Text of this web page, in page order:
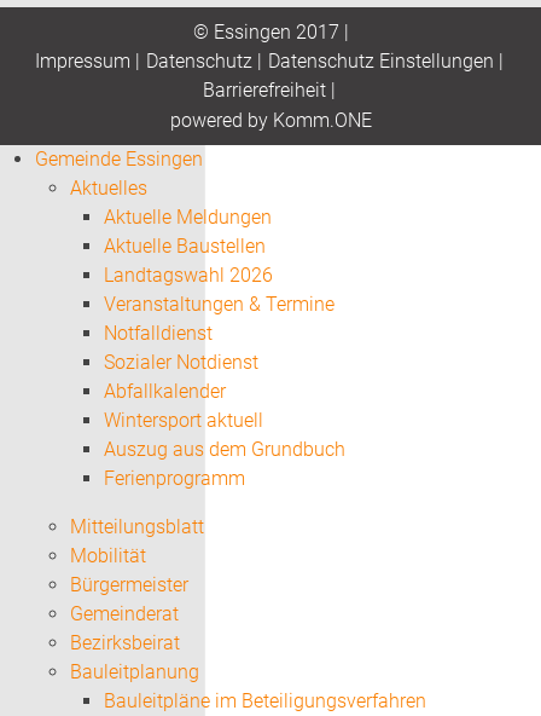
© Essingen 2017 |
Impressum | Datenschutz| Datenschutz Einstellungen |
Barrierefreiheit|
powered by Komm.ONE
Gemeinde Essingen
Aktuelles
Aktuelle Meldungen
Aktuelle Baustellen
Landtagswahl 2026
Veranstaltungen & Termine
Notfalldienst
Sozialer Notdienst
Abfallkalender
Wintersport aktuell
Auszug aus dem Grundbuch
Ferienprogramm
Mitteilungsblatt
Mobilität
Bürgermeister
Gemeinderat
Bezirksbeirat
Bauleitplanung
Bauleitpläne im Beteiligungsverfahren